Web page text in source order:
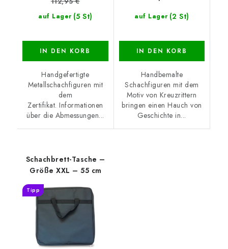
auf Lager (5 St)
IN DEN KORB
Handgefertigte
Metallschachfiguren mit
dem
Zertifikat. Informationen
über die Abmessungen...
auf Lager (2 St)
IN DEN KORB
Handbemalte
Schachfiguren mit dem
Motiv von Kreuzrittern
bringen einen Hauch von
Geschichte in...
Schachbrett-Tasche –
Größe XXL – 55 cm
Tipp